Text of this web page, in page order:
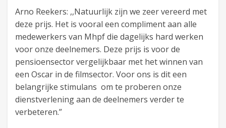
Arno Reekers: ,,Natuurlijk zijn we zeer vereerd met
deze prijs. Het is vooral een compliment aan alle
medewerkers van Mhpf die dagelijks hard werken
voor onze deelnemers. Deze prijs is voor de
pensioensector vergelijkbaar met het winnen van
een Oscar in de filmsector. Voor ons is dit een
belangrijke stimulans om te proberen onze
dienstverlening aan de deelnemers verder te
verbeteren.”